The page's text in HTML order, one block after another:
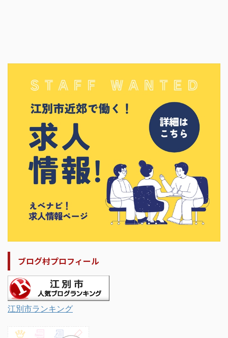
ブログ村プロフィール
江別市ランキング